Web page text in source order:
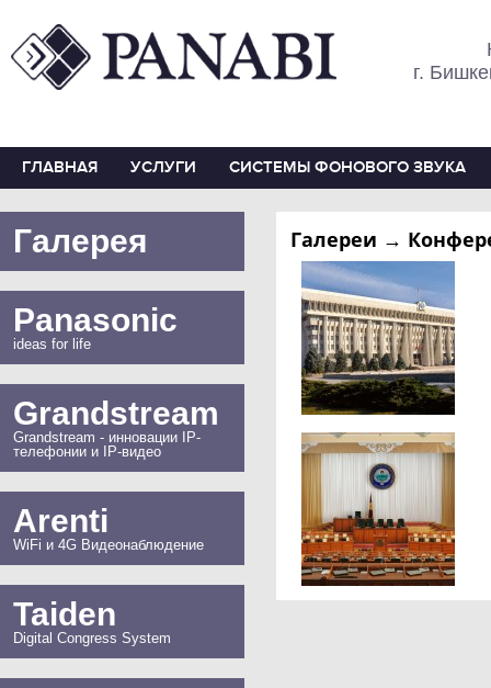
г.
ГЛАВНАЯ УСЛУГИ СИСТЕМЫ ФОНОВОГО ЗВУКА
Галерея
Panasonic
ideas for life
Grandstream
Grandstream - инновации IP-
телефонии и IP-видео
Arenti
WiFi и 4G Видеонаблюдение
Taiden
Digital Congress System
Галереи →